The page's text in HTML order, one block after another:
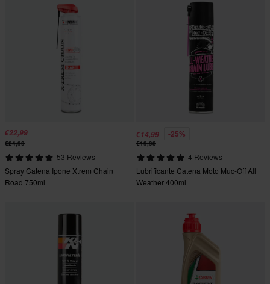
€22,99
€24,99
53 Reviews
Spray Catena Ipone Xtrem Chain
Road 750ml
€14,99 -25%
€19,98
4 Reviews
Lubrificante Catena Moto Muc-Off All
Weather 400ml